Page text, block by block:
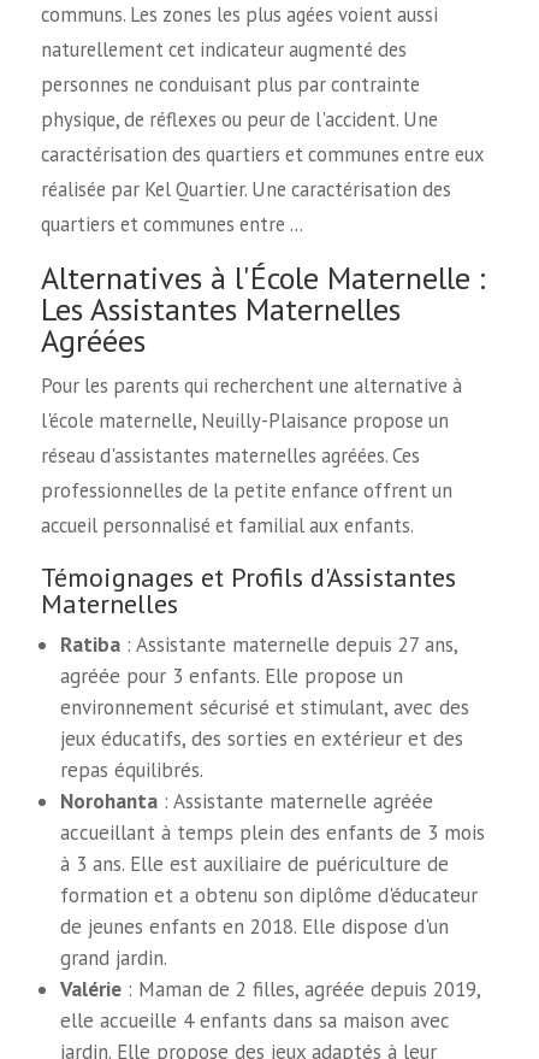
communs. Les zones les plus agées voient aussi
naturellement cet indicateur augmenté des
personnes ne conduisant plus par contrainte
physique, de réflexes ou peur de l'accident. Une
caractérisation des quartiers et communes entre eux
réalisée par Kel Quartier. Une caractérisation des
quartiers et communes entre …
Alternatives à l'École Maternelle :
Les Assistantes Maternelles
Agréées
Pour les parents qui recherchent une alternative à
l'école maternelle, Neuilly-Plaisance propose un
réseau d'assistantes maternelles agréées. Ces
professionnelles de la petite enfance offrent un
accueil personnalisé et familial aux enfants.
Témoignages et Profils d'Assistantes
Maternelles
Ratiba : Assistante maternelle depuis 27 ans,
agréée pour 3 enfants. Elle propose un
environnement sécurisé et stimulant, avec des
jeux éducatifs, des sorties en extérieur et des
repas équilibrés.
Norohanta : Assistante maternelle agréée
accueillant à temps plein des enfants de 3 mois
à 3 ans. Elle est auxiliaire de puériculture de
formation et a obtenu son diplôme d'éducateur
de jeunes enfants en 2018. Elle dispose d'un
grand jardin.
Valérie : Maman de 2 filles, agréée depuis 2019,
elle accueille 4 enfants dans sa maison avec
jardin. Elle propose des jeux adaptés à leur